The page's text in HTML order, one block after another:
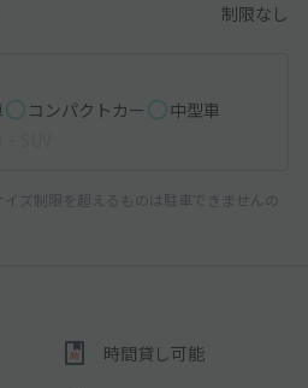
制限なし
コンパクトカー
中型車
ズ制限を超えるものは駐車できませんの
時間貸し可能